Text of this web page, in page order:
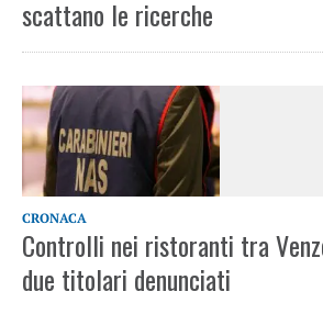
scattano le ricerche
CRONACA
Controlli nei ristoranti tra
due titolari denunciati